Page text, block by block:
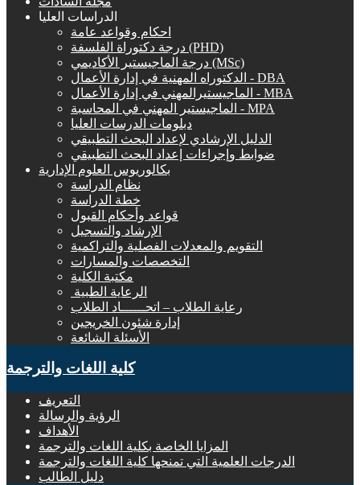
الدراسات العليا
احكام وقواعد عامة
درجة دكتوراة الفلسفة (PHD)
درجة الماجيستير الأكاديمي (MSc)
الدكتوراه المهنية في إدارة الأعمال - DBA
الماجيستيرالمهني في إدارة الأعمال - MBA
الماجيستير المهني في المحاسبة - MPA
دبلومات الدرسات العليا
الدليل الإرشادي لإعداد البحث التطبيقي
ضوابط وإجراءات إعداد البحث التطبيقي
بكالوريوس العلوم الإدارية
نظام الدراسة
خطة الدراسة
قواعد وأحكام القبول
الإرشاد والتسجيل
التقويم والمعدلات الفصلية والتراكمية
التخصصات والمسارات
مكتبة الكلية
الرعاية الطبية ‏
رعاية الطلاب – اتحــــــاد الطلاب
إدارة شئون الخريجين
الأسئلة الشائعة
كلية اللغات والترجمة
التعريف
الرؤية والرسالة
الأهداف
المزايا الخاصة بكلية اللغات والترجمة
الدرجات العلمية التي تمنحها كلية اللغات والترجمة
دليل الطالب